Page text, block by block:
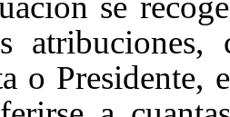
atribuciones,
o Presidente,